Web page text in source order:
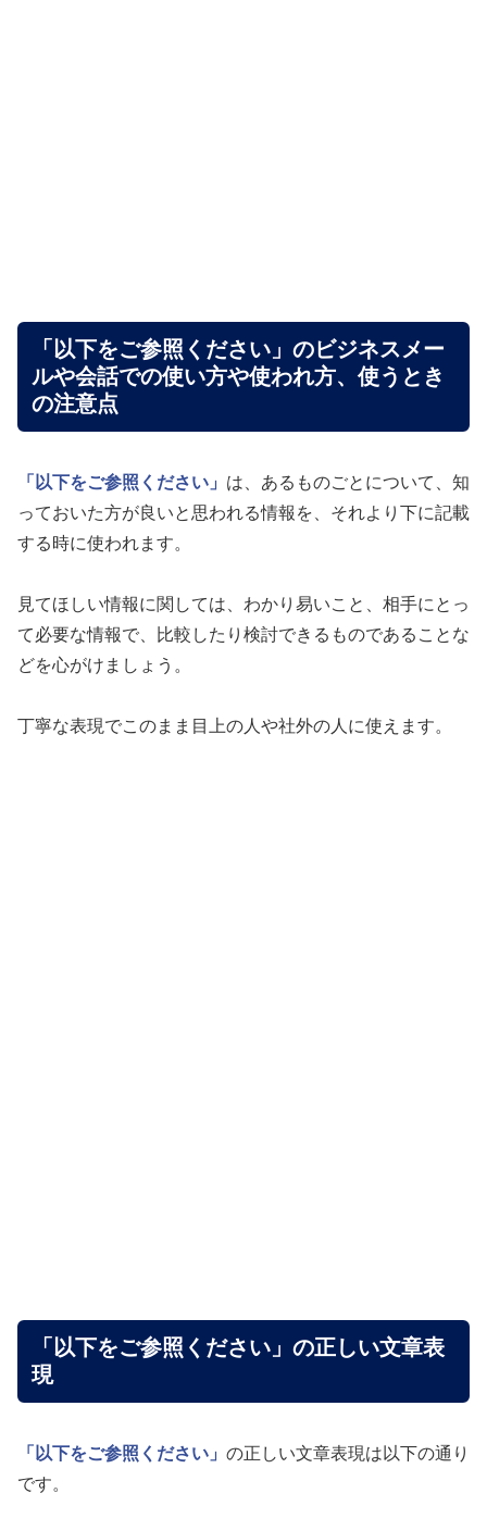
「以下をご参照ください」のビジネスメー
ルや会話での使い方や使われ方、使うとき
の注意点
「以下をご参照ください」 は、あるものごとについて、知
っておいた方が良いと思われる情報を、それより下に記載
する時に使われます。
見てほしい情報に関しては、わかり易いこと、相手にとっ
て必要な情報で、比較したり検討できるものであることな
どを心がけましょう。
丁寧な表現でこのまま目上の人や社外の人に使えます。
「以下をご参照ください」の正しい文章表
現
「以下をご参照ください」 の正しい文章表現は以下の通り
です。